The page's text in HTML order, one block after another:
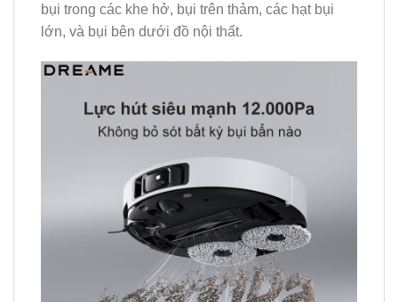
bụi trong các khe hở, bụi trên thảm, các hạt bụi
lớn, và bụi bên dưới đồ nội thất.